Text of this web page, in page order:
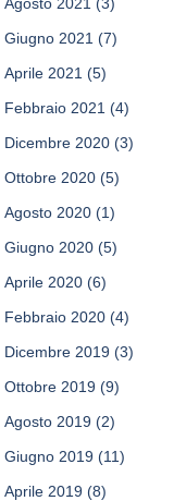
Giugno 2021 (7)
Aprile 2021 (5)
Febbraio 2021 (4)
Dicembre 2020 (3)
Ottobre 2020 (5)
Agosto 2020 (1)
Giugno 2020 (5)
Aprile 2020 (6)
Febbraio 2020 (4)
Dicembre 2019 (3)
Ottobre 2019 (9)
Agosto 2019 (2)
Giugno 2019 (11)
Aprile 2019 (8)